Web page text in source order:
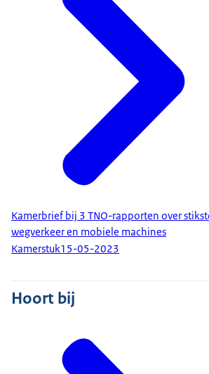
Kamerbrief bij 3 TNO-rapporten over
wegverkeer en mobiele machines
Kamerstuk15-05-2023
Hoort bij